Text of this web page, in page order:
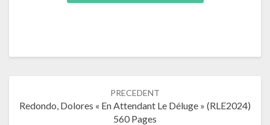
les
PRECEDENT
Redondo, Dolores « En Attendant Le Déluge » (RLE2024)
560 Pages